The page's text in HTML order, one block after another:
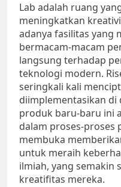
Lab adalah ruang
meningkatkan
adanya fasilitas yang
bermacam-macam
langsung terhadap
teknologi modern.
seringkali kali
diimplementasikan di
produk baru-baru ini
dalam proses-proses
membuka
untuk meraih
ilmiah, yang semakin
kreatifitas mereka.